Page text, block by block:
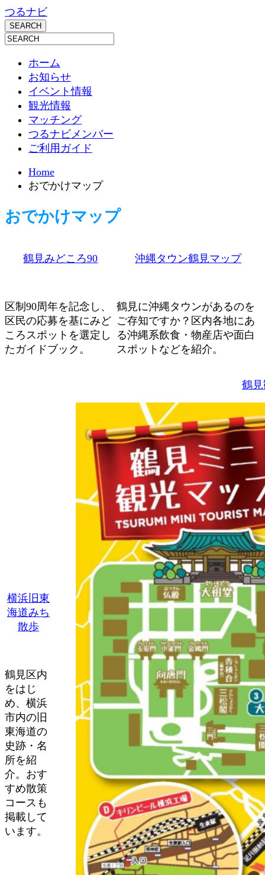
つるナビ
ホーム
お知らせ
イベント情報
観光情報
マッチング
つるナビメンバー
ご利用ガイド
Home
おでかけマップ
おでかけマップ
鶴見みどころ90
区制90周年を記念し、
区民の応募を基にみど
ころスポットを選定し
たガイドブック。
沖縄タウン鶴見マップ
鶴見に沖縄タウンがあるのを
ご存知ですか？区内各地にあ
る沖縄系飲食・物産店や面白
スポットなどを紹介。
横浜旧東
海道みち
散歩
鶴見区内
をはじ
め、横浜
市内の旧
東海道の
史跡・名
所を紹
介。おす
すめ散策
コースも
掲載して
います。
鶴